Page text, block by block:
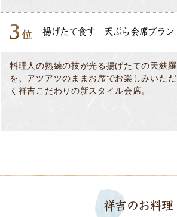
揚げたて食す 天ぷら会席プラン
料理人の熟練の技が光る揚げたての天麩羅
を、アツアツのままお席でお楽しみいただ
く祥吉こだわりの新スタイル会席。
祥吉のお料理